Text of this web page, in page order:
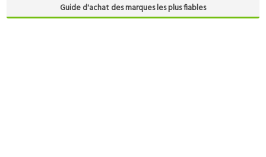
Guide d'achat des marques les plus fiables